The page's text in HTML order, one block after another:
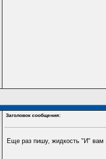
Заголовок сообщения:
Еще раз пишу, жидкость "И"